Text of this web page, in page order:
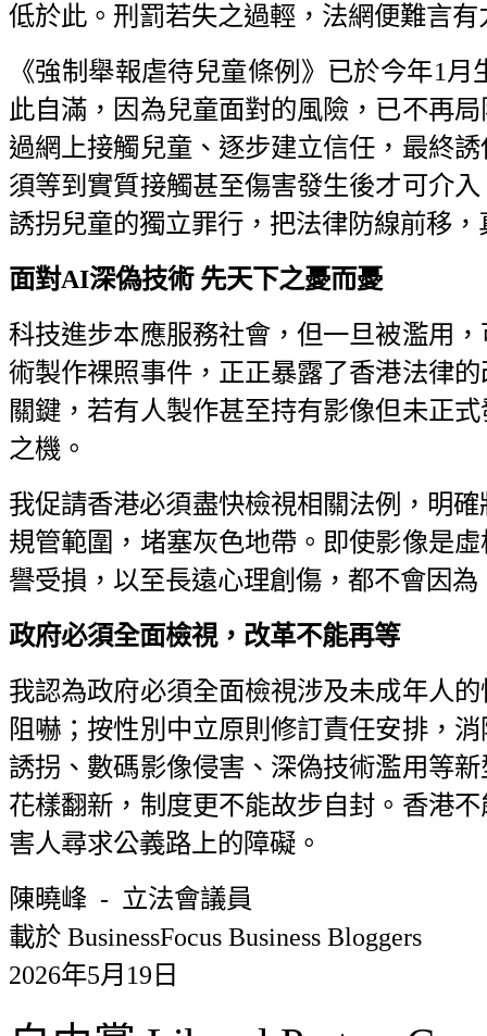
低於此。刑罰若失之過輕，法網便難言
《強制舉報虐待兒童條例》已於今年1
此自滿，因為兒童面對的風險，已不再
過網上接觸兒童、逐步建立信任，最終
須等到實質接觸甚至傷害發生後才可介
誘拐兒童的獨立罪行，把法律防線前移
面對AI深偽技術 先天下之憂而憂
科技進步本應服務社會，但一旦被濫用
術製作裸照事件，正正暴露了香港法律
關鍵，若有人製作甚至持有影像但未正
之機。
我促請香港必須盡快檢視相關法例，明
規管範圍，堵塞灰色地帶。即使影像是
譽受損，以至長遠心理創傷，都不會因
政府必須全面檢視，改革不能再等
我認為政府必須全面檢視涉及未成年人
阻嚇；按性別中立原則修訂責任安排，
誘拐、數碼影像侵害、深偽技術濫用等
花樣翻新，制度更不能故步自封。香港
害人尋求公義路上的障礙。
陳曉峰 - 立法會議員
載於 BusinessFocus Business Bloggers
2026年5月19日